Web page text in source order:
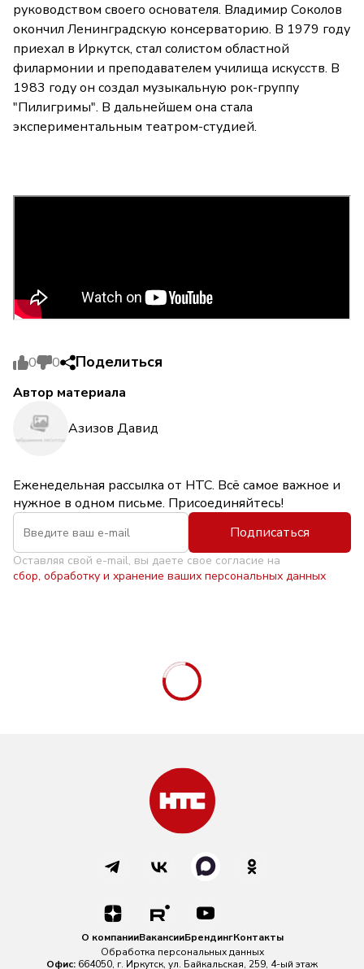
руководством своего основателя. Владимир Соколов
окончил Ленинградскую консерваторию. В 1979 году
приехал в Иркутск, стал солистом областной
филармонии и преподавателем училища искусств. В
1983 году он создал музыкальную рок-группу
"Пилигримы". В дальнейшем она стала
экспериментальным театром-студией.
0 0 Поделиться
Автор материала
Азизов Давид
Еженедельная рассылка от НТС. Всё самое важное и
нужное в одном письме. Присоединяйтесь!
Подписаться
Оставляя свой e-mail, вы даете свое согласие на
сбор, обработку и хранение ваших персональных данных
О компанииВакансииБрендингКонтакты
Обработка персональных данных
Офис: 664050, г. Иркутск, ул. Байкальская, 259, 4-ый этаж